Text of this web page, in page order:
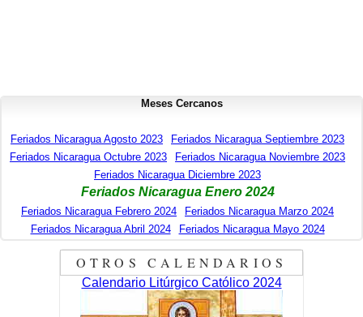
Meses Cercanos
Feriados Nicaragua Agosto 2023
Feriados Nicaragua Septiembre 2023
Feriados Nicaragua Octubre 2023
Feriados Nicaragua Noviembre 2023
Feriados Nicaragua Diciembre 2023
Feriados Nicaragua Enero 2024
Feriados Nicaragua Febrero 2024
Feriados Nicaragua Marzo 2024
Feriados Nicaragua Abril 2024
Feriados Nicaragua Mayo 2024
OTROS CALENDARIOS
Calendario Litúrgico Católico 2024